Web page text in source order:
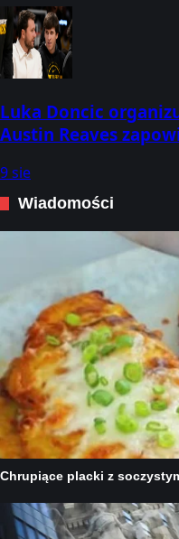
Luka Doncic
Austin Reaves
9 sie